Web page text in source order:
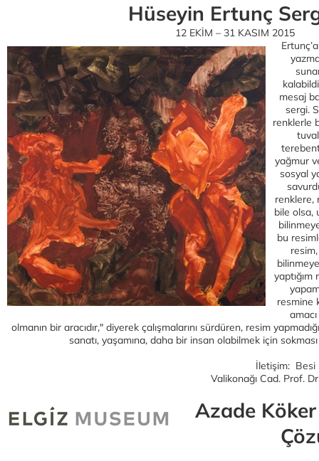
Hüseyin Ertunç
12 EKİM – 31 KASIM 2015
mesaj
sergi.
renklerle
yağmur
sosyal
renklere,
bile olsa,
bu
yaptığım
resmine
olmanın bir aracıdır," diyerek çalışmalarını sürdüren, resim
sanatı, yaşamına, daha bir insan olabilmek için
İletişim: Besi
Valikonağı Cad. Prof.
Azade